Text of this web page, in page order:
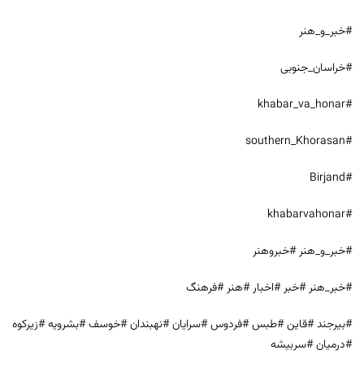
#خبر_و_هنر
#خراسان_جنوبی
#khabar_va_honar
#southern_Khorasan
#Birjand
#khabarvahonar
#خبر_و_هنر #خبروهنر
#خبر_هنر #خبر #اخبار #هنر #فرهنگ
#بیرجند #قاین #طبس #فردوس #سرایان #نهبندان #خوسف #بشرویه #زیرکوه
#درمیان #سربیشه